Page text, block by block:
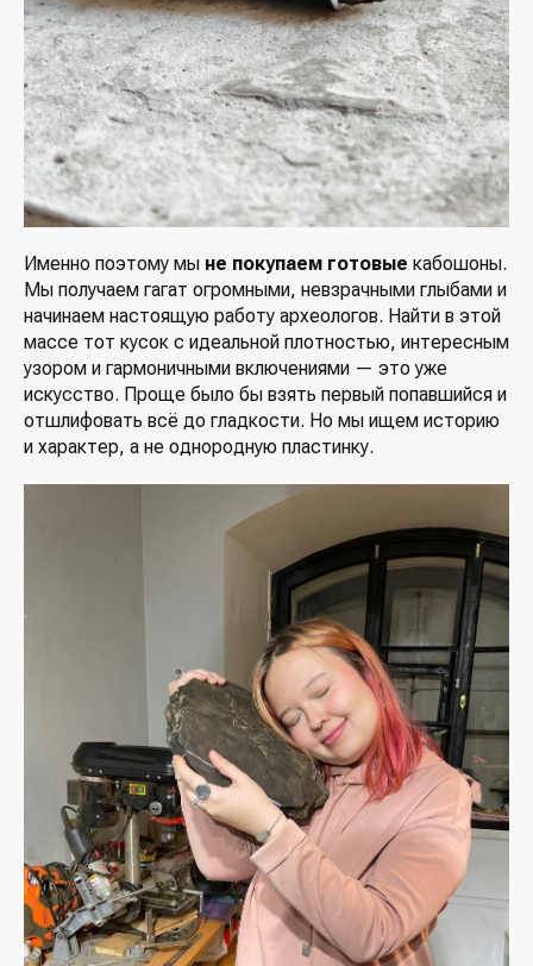
Именно поэтому мы не покупаем готовые кабошоны.
Мы получаем гагат огромными, невзрачными глыбами и
начинаем настоящую работу археологов. Найти в этой
массе тот кусок с идеальной плотностью, интересным
узором и гармоничными включениями — это уже
искусство. Проще было бы взять первый попавшийся и
отшлифовать всё до гладкости. Но мы ищем историю
и характер, а не однородную пластинку.